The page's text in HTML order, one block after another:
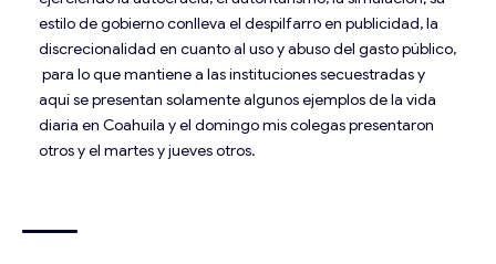
estilo de gobierno conlleva el despilfarro en publicidad, la
discrecionalidad en cuanto al uso y abuso del gasto público,
para lo que mantiene a las instituciones secuestradas y
aquí se presentan solamente algunos ejemplos de la vida
diaria en Coahuila y el domingo mis colegas presentaron
otros y el martes y jueves otros.